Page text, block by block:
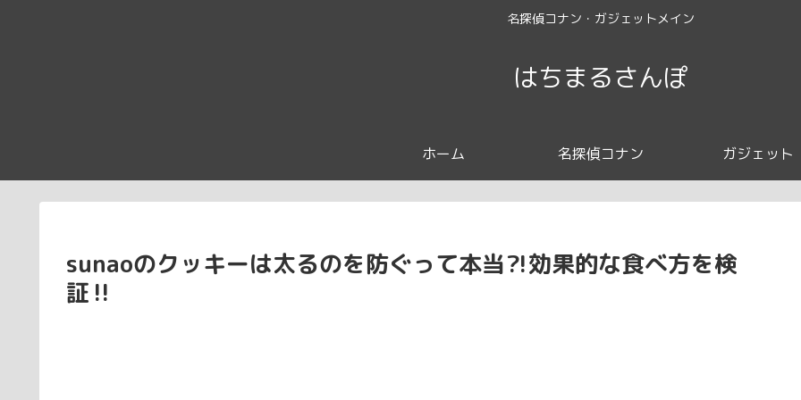
名探偵コナン・ガジェットメイン
はちまるさんぽ
ホーム 名探偵コナン ガジェット
sunaoのクッキーは太るのを防ぐって本当⁈効果的な食べ方を検
証‼